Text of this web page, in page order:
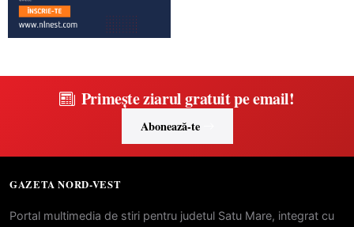
Primește ziarul gratuit pe email!
Abonează-te
GAZETA NORD-VEST
Portal multimedia de stiri pentru judetul Satu Mare, integrat cu